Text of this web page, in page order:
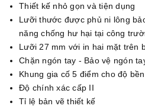
Thiết kế nhỏ gọn và tiện dụng
Lưỡi thước được phủ ni lông
năng chống hư hại tại công
Lưỡi 27 mm với in hai mặt trên
Chặn ngón tay - Bảo vệ ngón
Khung gia cố 5 điểm cho độ
Độ chính xác cấp II
Tỉ lệ bản vẽ thiết kế